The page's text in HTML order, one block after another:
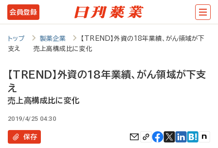
メ
イ
ン
ツ
に
会員登録
トップ 製薬企業
【TREND】外資の18年業績、がん領域が下
支え 売上高構成比に変化
【TREND】外資の18年業績、がん領域が下支
え
売上高構成比に変化
2019/4/25 04:30
保存